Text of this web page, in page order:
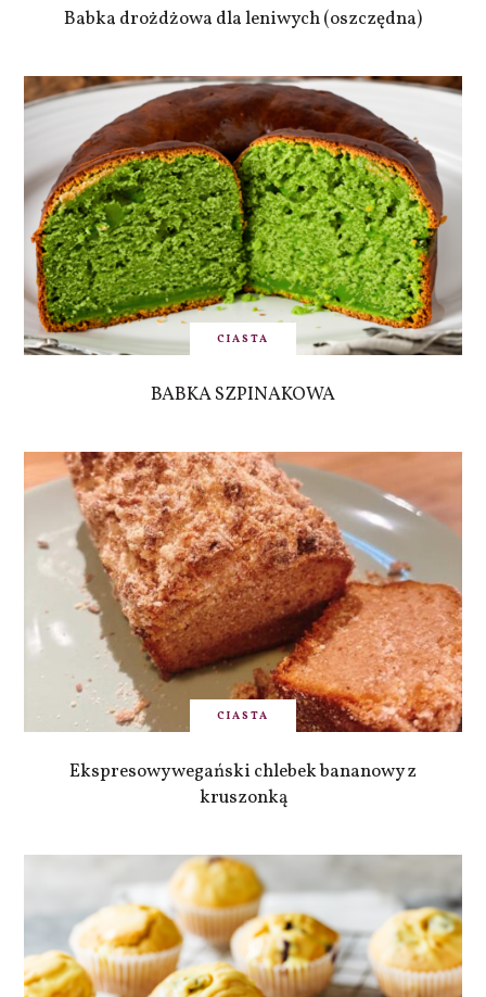
Babka drożdżowa dla leniwych (oszczędna)
CIASTA
BABKA SZPINAKOWA
CIASTA
Ekspresowy wegański chlebek bananowy z
kruszonką